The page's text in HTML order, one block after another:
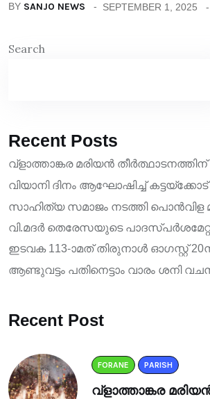
BY SANJO NEWS SEPTEMBER 1, 2025
Search
Recent Posts
വ്ളാത്താങ്കര മരിയൻ തീർത്ഥാടനത്തിന്
വിയാനി ദിനം ആഘോഷിച്ച്
സാഹിത്യ സമാജം നടത്തി
വി.മദർ തെരേസയുടെ
ഇടവക 113-ാമത് തിരുനാൾ ഓഗസ്റ്റ്
ആണ്ടുവട്ടം പതിനെട്ടാം വാരം ശനി
Recent Post
FORANE PARISH
വ്ളാത്താങ്കര